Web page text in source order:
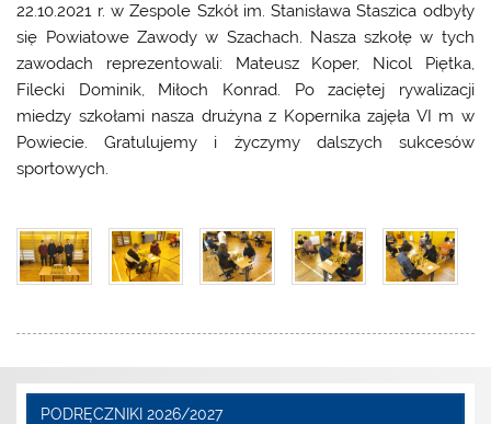
22.10.2021 r. w Zespole Szkół im. Stanisława Staszica odbyły
się Powiatowe Zawody w Szachach. Nasza szkołę w tych
zawodach reprezentowali: Mateusz Koper, Nicol Piętka,
Filecki Dominik, Miłoch Konrad. Po zaciętej rywalizacji
miedzy szkołami nasza drużyna z Kopernika zajęła VI m w
Powiecie. Gratulujemy i życzymy dalszych sukcesów
sportowych.
PODRĘCZNIKI 2026/2027